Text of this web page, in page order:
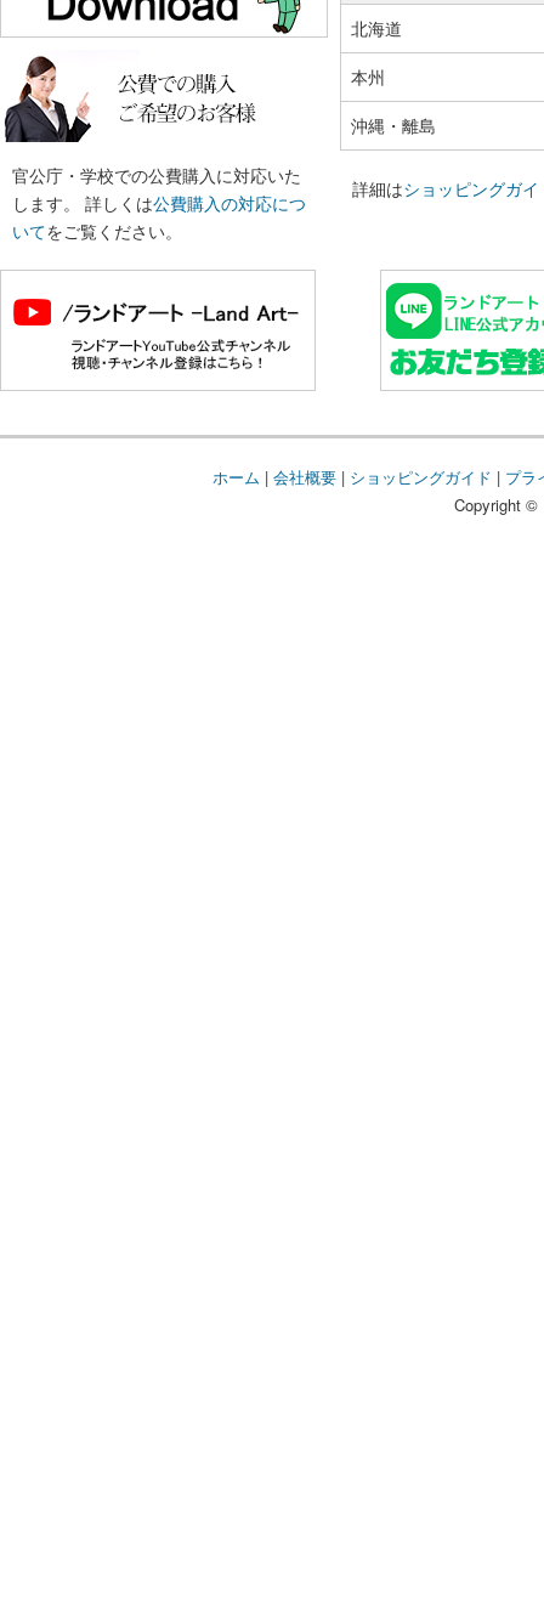
官公庁・学校での公費購入に対応いた
します。 詳しくは公費購入の対応につ
いてをご覧ください。
北海道
本州
沖縄・離島
詳細はショッピングガイ
ホーム | 会社概要| ショッピングガイド | プラ
Copyright ©